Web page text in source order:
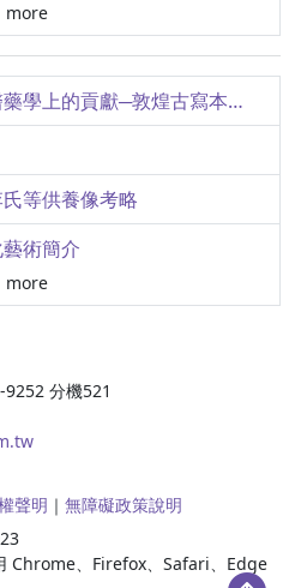
家的人物、鞍馬
玉兵系列之三
玉璧的新認知
導（一）
罐
more
論﹝食療本草﹞在中國醫藥學上的貢獻─敦煌古寫本食療本草殘卷簡介
等供養像考略
術簡介
人的居處形態
more
分機521
聲明 ｜ 無障礙政策說明
Chrome、Firefox、Safari、Edge